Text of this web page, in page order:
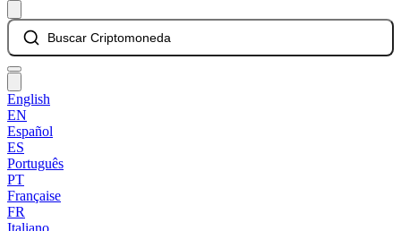
Buscar Criptomoneda
English
EN
Español
ES
Português
PT
Française
FR
Italiano